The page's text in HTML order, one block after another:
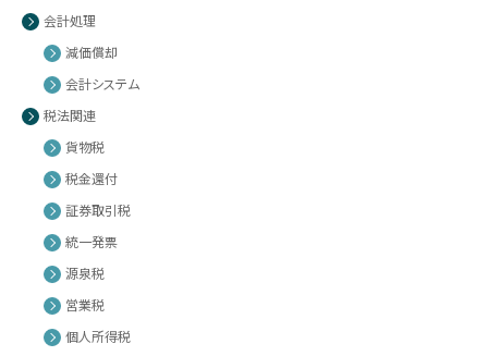
会計処理
減価償却
会計システム
税法関連
貨物税
税金還付
証券取引税
統一発票
源泉税
営業税
個人所得税